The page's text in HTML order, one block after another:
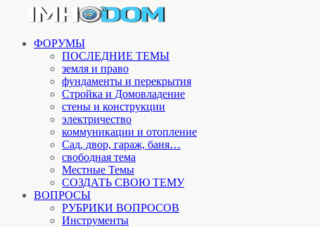
ФОРУМЫ
ПОСЛЕДНИЕ ТЕМЫ
земля и право
фундаменты и перекрытия
Стройка и Домовладение
стены и конструкции
электричество
коммуникации и отопление
Cад, двор, гараж, баня…
свободная тема
Местные Темы
СОЗДАТЬ СВОЮ ТЕМУ
ВОПРОСЫ
РУБРИКИ ВОПРОСОВ
Инструменты